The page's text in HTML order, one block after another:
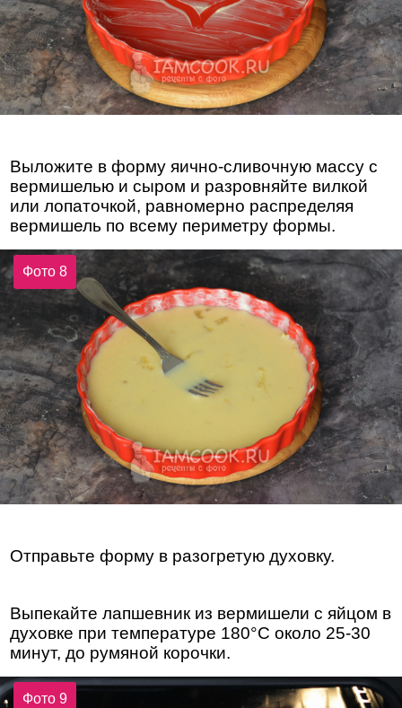
Выложите в форму яично-сливочную массу с
вермишелью и сыром и разровняйте вилкой
или лопаточкой, равномерно распределяя
вермишель по всему периметру формы.
Фото 8
Отправьте форму в разогретую духовку.
Выпекайте лапшевник из вермишели с яйцом в
духовке при температуре 180°С около 25-30
минут, до румяной корочки.
Фото 9